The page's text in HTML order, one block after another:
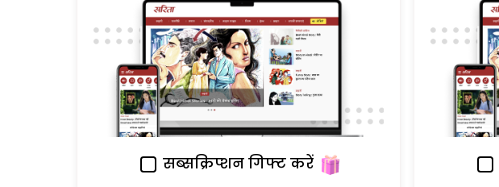
सब्सक्रिप्शन गिफ्ट करें